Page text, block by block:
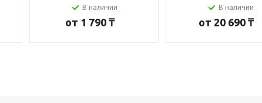
В наличии
от 1 790 ₸
В наличии
от 20 690 ₸